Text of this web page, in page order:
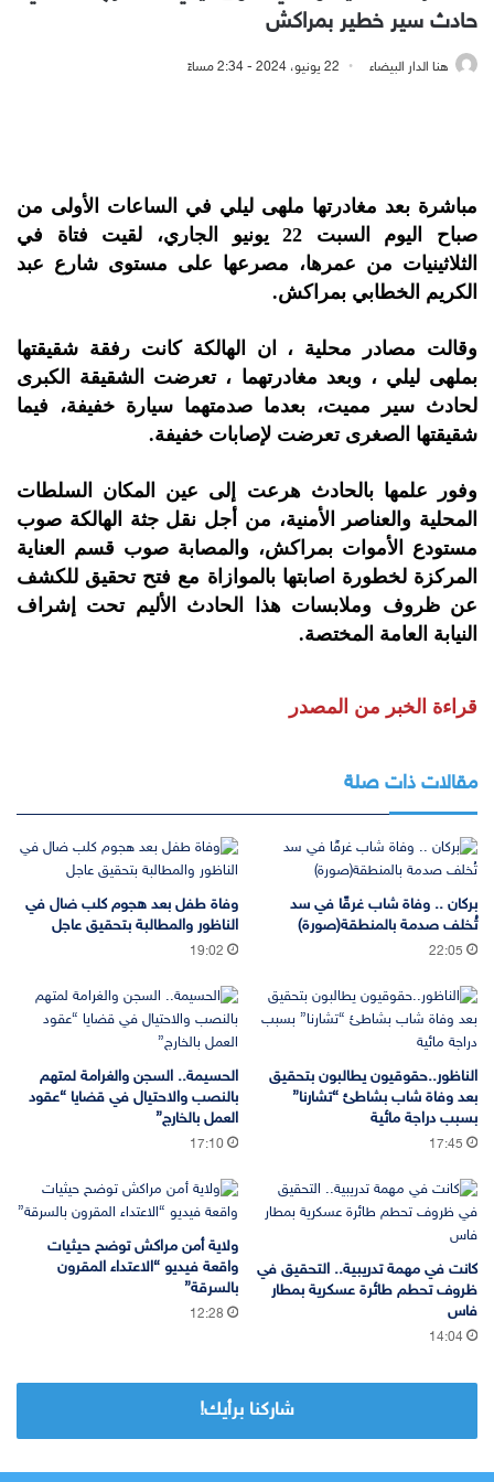
حادث سير خطير بمراكش
هنا الدار البيضاء 22 يونيو، 2024 - 2:34 مساءً
مباشرة بعد مغادرتها ملهى ليلي في الساعات الأولى من
صباح اليوم السبت 22 يونيو الجاري، لقيت فتاة في
الثلاثينيات من عمرها، مصرعها على مستوى شارع عبد
الكريم الخطابي بمراكش.
وقالت مصادر محلية ، ان الهالكة كانت رفقة شقيقتها
بملهى ليلي ، وبعد مغادرتهما ، تعرضت الشقيقة الكبرى
لحادث سير مميت، بعدما صدمتهما سيارة خفيفة، فيما
شقيقتها الصغرى تعرضت لإصابات خفيفة.
وفور علمها بالحادث هرعت إلى عين المكان السلطات
المحلية والعناصر الأمنية، من أجل نقل جثة الهالكة صوب
مستودع الأموات بمراكش، والمصابة صوب قسم العناية
المركزة لخطورة اصابتها بالموازاة مع فتح تحقيق للكشف
عن ظروف وملابسات هذا الحادث الأليم تحت إشراف
النيابة العامة المختصة.
قراءة الخبر من المصدر
مقالات ذات صلة
بركان .. وفاة شاب غرقًا في سد
تُخلف صدمة بالمنطقة(صورة)
22:05
وفاة طفل بعد هجوم كلب ضال في
الناظور والمطالبة بتحقيق عاجل
19:02
الناظور..حقوقيون يطالبون بتحقيق
بعد وفاة شاب بشاطئ “تشارنا”
بسبب دراجة مائية
17:45
الحسيمة.. السجن والغرامة لمتهم
بالنصب والاحتيال في قضايا “عقود
العمل بالخارج”
17:10
كانت في مهمة تدريبية.. التحقيق في
ظروف تحطم طائرة عسكرية بمطار
فاس
14:04
ولاية أمن مراكش توضح حيثيات
واقعة فيديو “الاعتداء المقرون
بالسرقة”
12:28
شاركنا برأيك!